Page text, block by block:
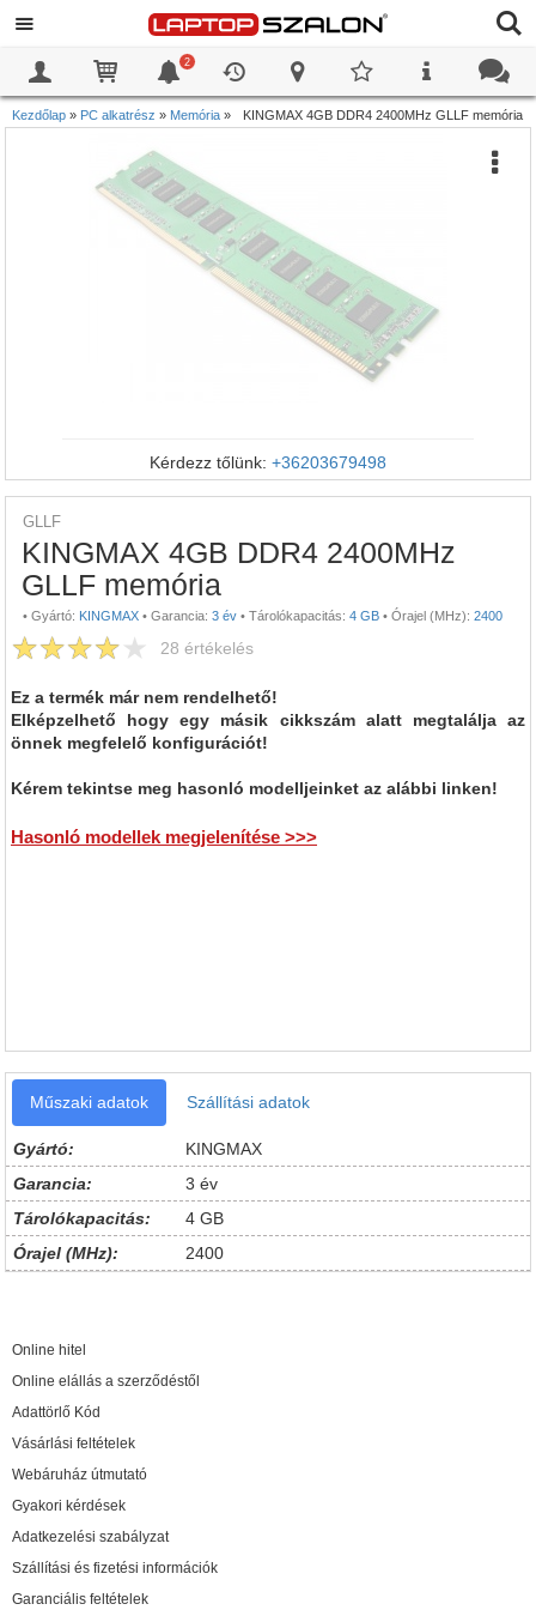
2
Kezdőlap » PC alkatrész » Memória » KINGMAX 4GB DDR4 2400MHz GLLF memória
Kérdezz tőlünk: +36203679498
GLLF
KINGMAX 4GB DDR4 2400MHz
GLLF memória
• Gyártó: KINGMAX • Garancia: 3 év • Tárolókapacitás: 4 GB • Órajel (MHz): 2400
28 értékelés
Ez a termék már nem rendelhető!
Elképzelhető hogy egy másik cikkszám alatt megtalálja az
önnek megfelelő konfigurációt!
Kérem tekintse meg hasonló modelljeinket az alábbi linken!
Hasonló modellek megjelenítése >>>
Műszaki adatok Szállítási adatok
Gyártó:
KINGMAX
Garancia:
3 év
Tárolókapacitás:
4 GB
Órajel (MHz):
2400
Online hitel
Online elállás a szerződéstől
Adattörlő Kód
Vásárlási feltételek
Webáruház útmutató
Gyakori kérdések
Adatkezelési szabályzat
Szállítási és fizetési információk
Garanciális feltételek
0
0